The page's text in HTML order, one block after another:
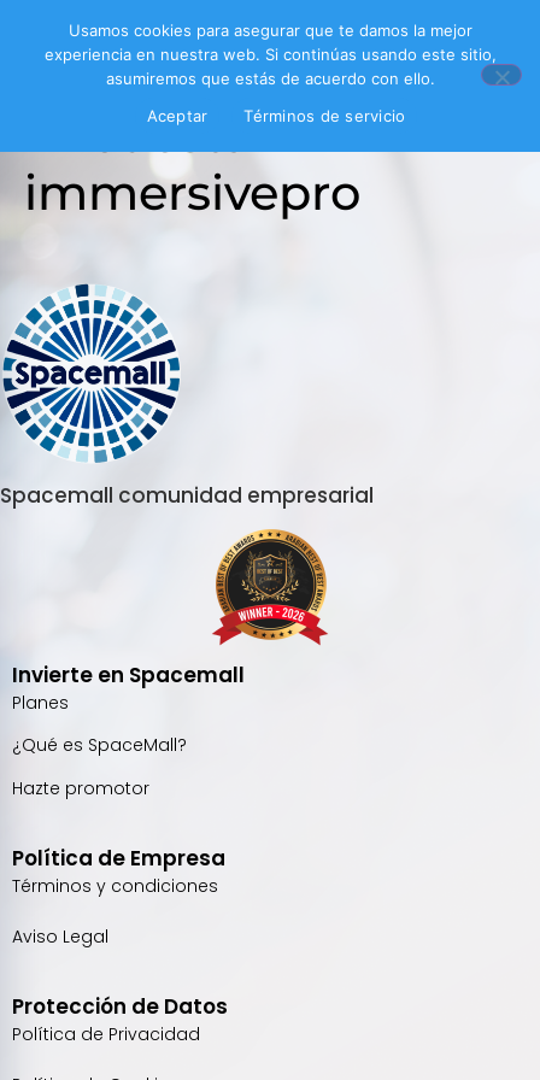
Encuesta
immersivepro
Spacemall comunidad empresarial
Invierte en Spacemall
Planes
¿Qué es SpaceMall?
Hazte promotor
Política de Empresa
Términos y condiciones
Aviso Legal
Protección de Datos
Política de Privacidad
Usamos cookies para asegurar que te damos la mejor
experiencia en nuestra web. Si continúas usando este sitio,
asumiremos que estás de acuerdo con ello.
Aceptar
Términos de servicio